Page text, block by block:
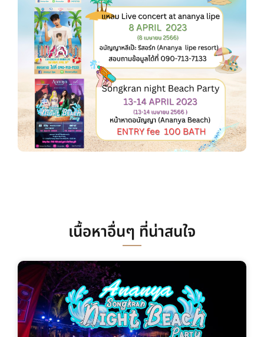
เนื้อหาอื่นๆ ที่น่าสนใจ